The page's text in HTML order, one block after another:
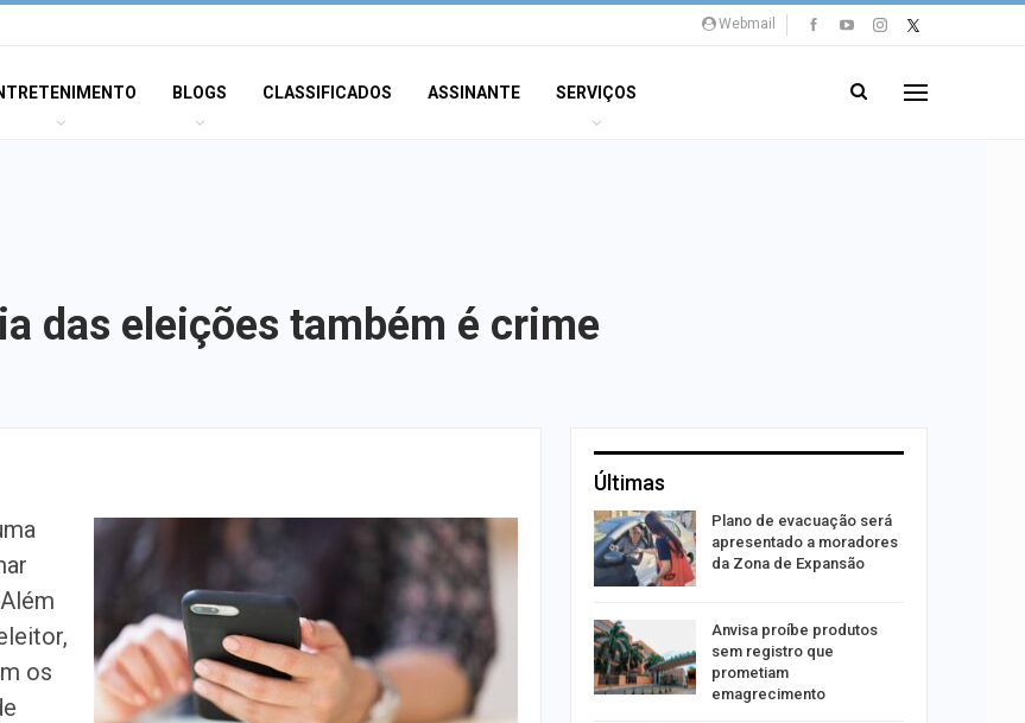
Webmail
BLOGS CLASSIFICADOS ASSINANTE SERVIÇOS
das eleições também é crime
os
Últimas
Polícia Civil investiga
acidente que matou casal
na BR-235 em…
abre concurso com
salários de até R$ 3 mil
Plano de evacuação será
apresentado a moradores
da Zona de Expansão
Anvisa proíbe produtos
sem registro que
prometiam
emagrecimento